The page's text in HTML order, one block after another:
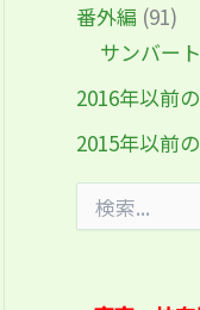
番外編 (91)
サンバー
2016年以前
2015年以前
索